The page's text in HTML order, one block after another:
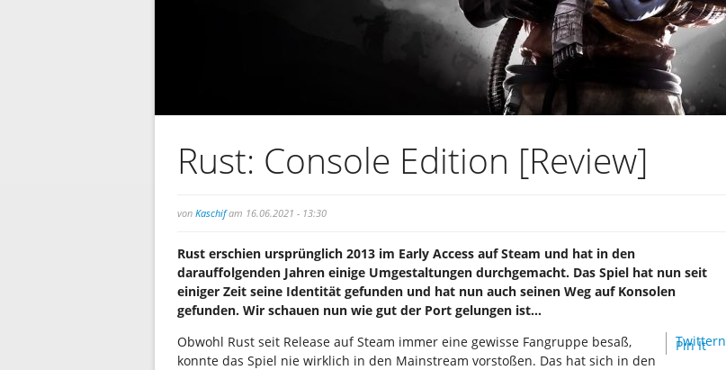
Rust: Console Edition [Review]
von Kaschifam 16.06.2021 - 13:30
Rust erschien ursprünglich 2013 im Early Access auf Steam und hat in den
darauffolgenden Jahren einige Umgestaltungen durchgemacht. Das Spiel hat nun seit
einiger Zeit seine Identität gefunden und hat nun auch seinen Weg auf Konsolen
gefunden. Wir schauen nun wie gut der Port gelungen ist…
Twittern
Pin It
Obwohl Rust seit Release auf Steam immer eine gewisse Fangruppe besaß,
konnte das Spiel nie wirklich in den Mainstream vorstoßen. Das hat sich in den